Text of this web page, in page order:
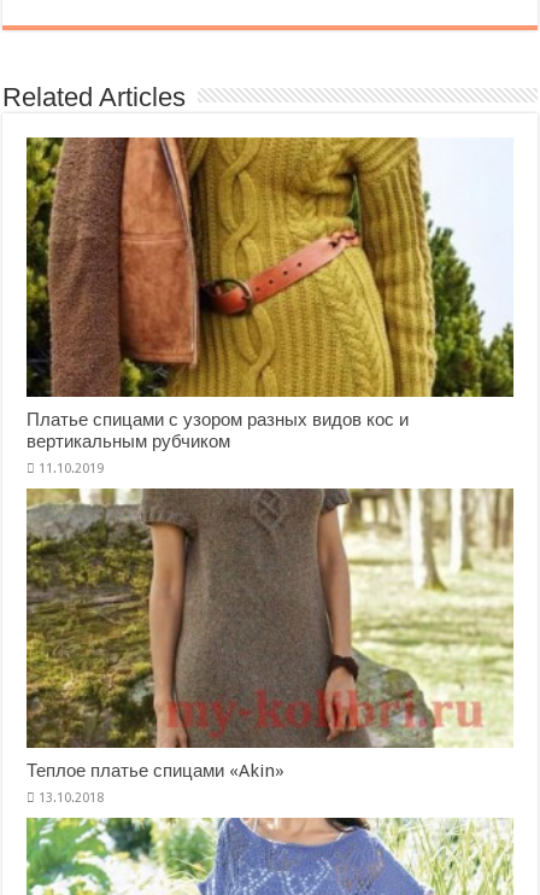
Related Articles
Платье спицами с узором разных видов кос и
вертикальным рубчиком
Теплое платье спицами «Akin»